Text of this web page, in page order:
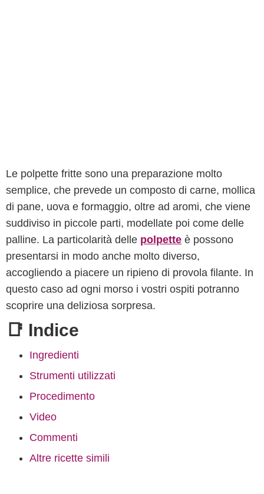
Le polpette fritte sono una preparazione molto
semplice, che prevede un composto di carne, mollica
di pane, uova e formaggio, oltre ad aromi, che viene
suddiviso in piccole parti, modellate poi come delle
palline. La particolarità delle polpette è possono
presentarsi in modo anche molto diverso,
accogliendo a piacere un ripieno di provola filante. In
questo caso ad ogni morso i vostri ospiti potranno
scoprire una deliziosa sorpresa.
📑 Indice
Ingredienti
Strumenti utilizzati
Procedimento
Video
Commenti
Altre ricette simili